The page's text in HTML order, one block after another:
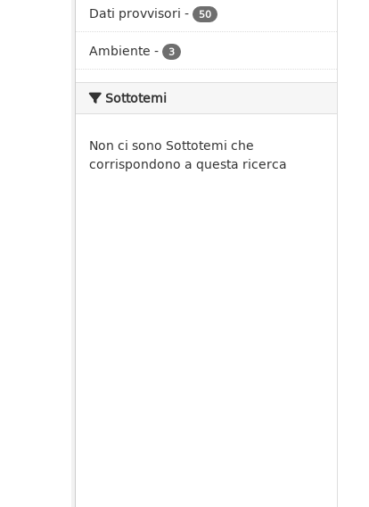
Dati provvisori - 50
Ambiente - 3
Sottotemi
Non ci sono Sottotemi che
corrispondono a questa ricerca